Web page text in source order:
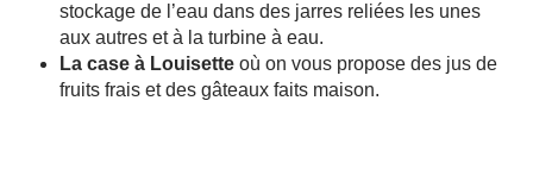
stockage de l’eau dans des jarres reliées les unes
aux autres et à la turbine à eau.
La case à Louisette où on vous propose des jus de
fruits frais et des gâteaux faits maison.